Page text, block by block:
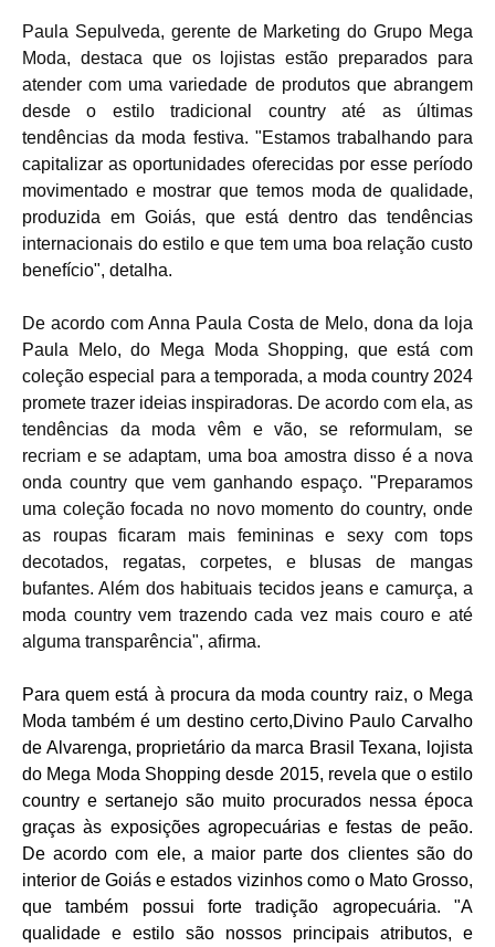
Paula Sepulveda, gerente de Marketing do Grupo Mega
Moda, destaca que os lojistas estão preparados para
atender com uma variedade de produtos que abrangem
desde o estilo tradicional country até as últimas
tendências da moda festiva. "Estamos trabalhando para
capitalizar as oportunidades oferecidas por esse período
movimentado e mostrar que temos moda de qualidade,
produzida em Goiás, que está dentro das tendências
internacionais do estilo e que tem uma boa relação custo
benefício", detalha.
De acordo com Anna Paula Costa de Melo, dona da loja
Paula Melo, do Mega Moda Shopping, que está com
coleção especial para a temporada, a moda country 2024
promete trazer ideias inspiradoras. De acordo com ela, as
tendências da moda vêm e vão, se reformulam, se
recriam e se adaptam, uma boa amostra disso é a nova
onda country que vem ganhando espaço. "Preparamos
uma coleção focada no novo momento do country, onde
as roupas ficaram mais femininas e sexy com tops
decotados, regatas, corpetes, e blusas de mangas
bufantes. Além dos habituais tecidos jeans e camurça, a
moda country vem trazendo cada vez mais couro e até
alguma transparência", afirma.
Para quem está à procura da moda country raiz, o Mega
Moda também é um destino certo,Divino Paulo Carvalho
de Alvarenga, proprietário da marca Brasil Texana, lojista
do Mega Moda Shopping desde 2015, revela que o estilo
country e sertanejo são muito procurados nessa época
graças às exposições agropecuárias e festas de peão.
De acordo com ele, a maior parte dos clientes são do
interior de Goiás e estados vizinhos como o Mato Grosso,
que também possui forte tradição agropecuária. "A
qualidade e estilo são nossos principais atributos, e